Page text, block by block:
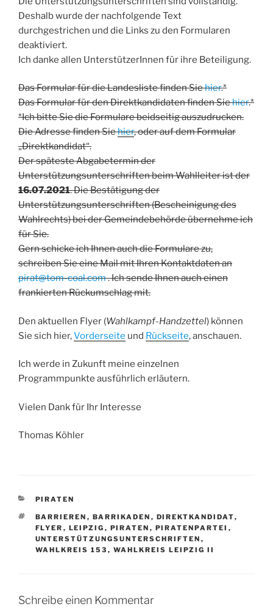
Deshalb wurde der nachfolgende Text
durchgestrichen und die Links zu den Formularen
deaktiviert.
Ich danke allen UnterstützerInnen für ihre Beteiligung.
Das Formular für die Landesliste finden Siehier.*
Das Formular für den Direktkandidaten finden Siehier.*
*Ich bitte Sie die Formulare beidseitig auszudrucken.
Die Adresse finden Siehier, oder auf dem Formular
„Direktkandidat“.
Der späteste Abgabetermin der
Unterstützungsunterschriften beim Wahlleiter ist der
16.07.2021. Die Bestätigung der
Unterstützungsunterschriften (Bescheinigung des
Wahlrechts) bei der Gemeindebehörde übernehme ich
für Sie.
Gern schicke ich Ihnen auch die Formulare zu,
schreiben Sie eine Mail mit Ihren Kontaktdaten an
pirat@tom-coal.com. Ich sende Ihnen auch einen
frankierten Rückumschlag mit.
Den aktuellen Flyer (Wahlkampf-Handzettel) können
Sie sich hier,Vorderseite und Rückseite, anschauen.
Ich werde in Zukunft meine einzelnen
Programmpunkte ausführlich erläutern.
Vielen Dank für Ihr Interesse
Thomas Köhler
KATEGORIEN
PIRATEN
SCHLAGWÖRTER
BARRIEREN , BARRIKADEN , DIREKTKANDIDAT,
FLYER , LEIPZIG , PIRATEN , PIRATENPARTEI ,
UNTERSTÜTZUNGSUNTERSCHRIFTEN ,
WAHLKREIS 153 , WAHLKREIS LEIPZIG II
Schreibe einen Kommentar